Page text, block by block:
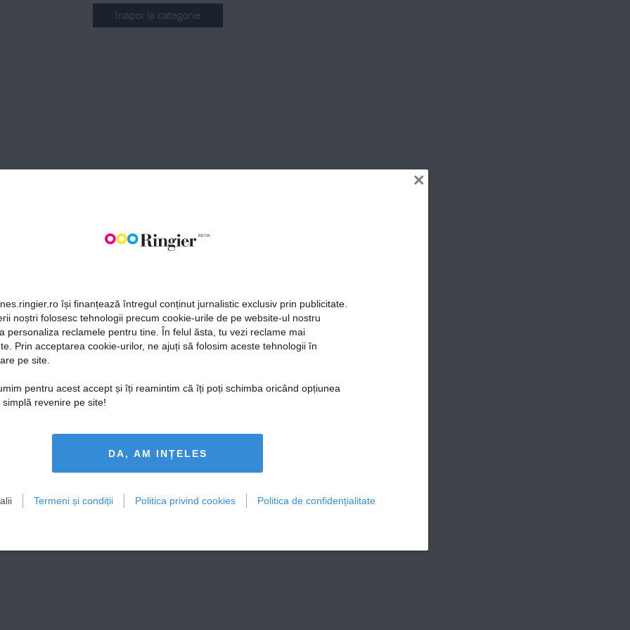
×
își finanțează întregul conținut jurnalistic exclusiv prin publicitate.
noștri folosesc tehnologii precum cookie-urile de pe website-ul nostru
personaliza reclamele pentru tine. În felul ăsta, tu vezi reclame mai
Prin acceptarea cookie-urilor, ne ajuți să folosim aceste tehnologii în
pe site.
pentru acest accept și îți reamintim că îți poți schimba oricând opțiunea
simplă revenire pe site!
DA, AM INȚELES
Termeni și condiții Politica privind cookies Politica de confidențialitate
Inapoi la categorie
Fii la curent cu toate aparițiile din grupul Ringier.
© 2026 Ringier Romania. Toate drepturile rezervate